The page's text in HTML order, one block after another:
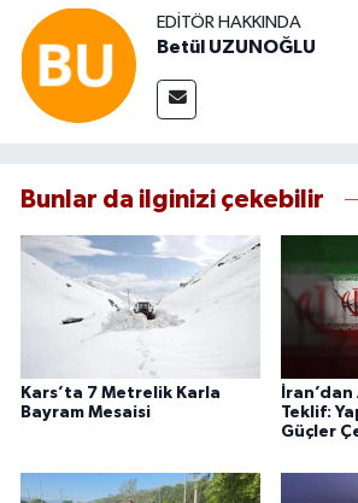
EDITÖR HAKKINDA
Betül UZUNOĞLU
Bunlar da ilginizi çekebilir
Kars’ta 7 Metrelik Karla
Bayram Mesaisi
İran’dan
Teklif:
Güçler